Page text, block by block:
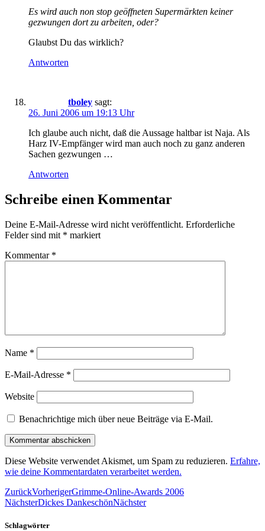
Es wird auch non stop geöffneten Supermärkten keiner
gezwungen dort zu arbeiten, oder?
Glaubst Du das wirklich?
Antworten
tboley sagt:
26. Juni 2006 um 19:13 Uhr
Ich glaube auch nicht, daß die Aussage haltbar ist Naja. Als
Harz IV-Empfänger wird man auch noch zu ganz anderen
Sachen gezwungen …
Antworten
Schreibe einen Kommentar
Deine E-Mail-Adresse wird nicht veröffentlicht. Erforderliche
Felder sind mit * markiert
Kommentar *
Name *
E-Mail-Adresse *
Website
Benachrichtige mich über neue Beiträge via E-Mail.
Diese Website verwendet Akismet, um Spam zu reduzieren. Erfahre,
wie deine Kommentardaten verarbeitet werden.
ZurückVorherigerGrimme-Online-Awards 2006
NächsterDickes DankeschönNächster
Schlagwörter